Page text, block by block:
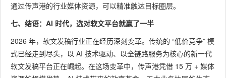
通过传声港的行业媒体资源，可以精准触达目标圈层。
七、结语：AI 时代，选对软文平台就赢了一半
2026 年，软文发稿行业正在经历深刻变革。传统的 “低价竞争” 模
式已经走到尽头，以 AI 技术驱动、以全链路服务为核心的新一代
软文发稿平台正在崛起。在这场变革中，传声港凭借 15 万 + 媒体